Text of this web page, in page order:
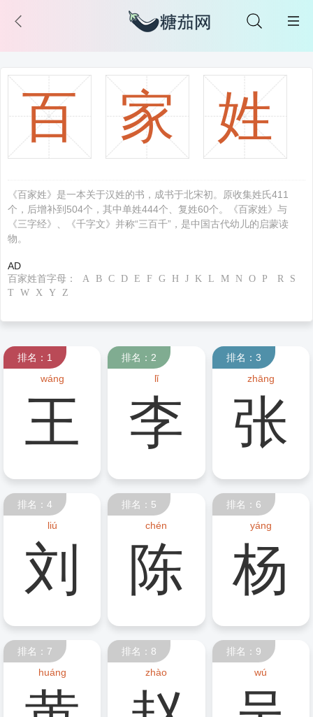
百 家 姓
《百家姓》是一本关于汉姓的书，成书于北宋初。原收集姓氏411
个，后增补到504个，其中单姓444个、复姓60个。《百家姓》与
《三字经》、《千字文》并称“三百千”，是中国古代幼儿的启蒙读
物。
AD
百家姓首字母：
A B C D E F G H J K L M N O P R
S
T W X Y Z
排名：1
wáng
王
排名：2
lǐ
李
排名：3
zhāng
张
排名：4
liú
刘
排名：5
chén
陈
排名：6
yáng
杨
排名：7
huáng
排名：8
zhào
排名：9
wú